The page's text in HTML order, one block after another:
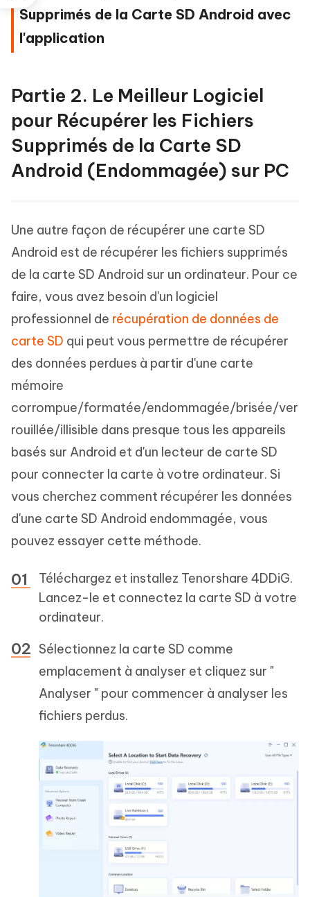
Supprimés de la Carte SD Android avec
l'application
Partie 2. Le Meilleur Logiciel
pour Récupérer les Fichiers
Supprimés de la Carte SD
Android (Endommagée) sur PC
Une autre façon de récupérer une carte SD
Android est de récupérer les fichiers supprimés
de la carte SD Android sur un ordinateur. Pour ce
faire, vous avez besoin d'un logiciel
professionnel de récupération de données de
carte SD qui peut vous permettre de récupérer
des données perdues à partir d'une carte
mémoire
corrompue/formatée/endommagée/brisée/ver
rouillée/illisible dans presque tous les appareils
basés sur Android et d'un lecteur de carte SD
pour connecter la carte à votre ordinateur. Si
vous cherchez comment récupérer les données
d'une carte SD Android endommagée, vous
pouvez essayer cette méthode.
Téléchargez et installez Tenorshare 4DDiG.
Lancez-le et connectez la carte SD à votre
ordinateur.
Sélectionnez la carte SD comme
emplacement à analyser et cliquez sur "
Analyser " pour commencer à analyser les
fichiers perdus.